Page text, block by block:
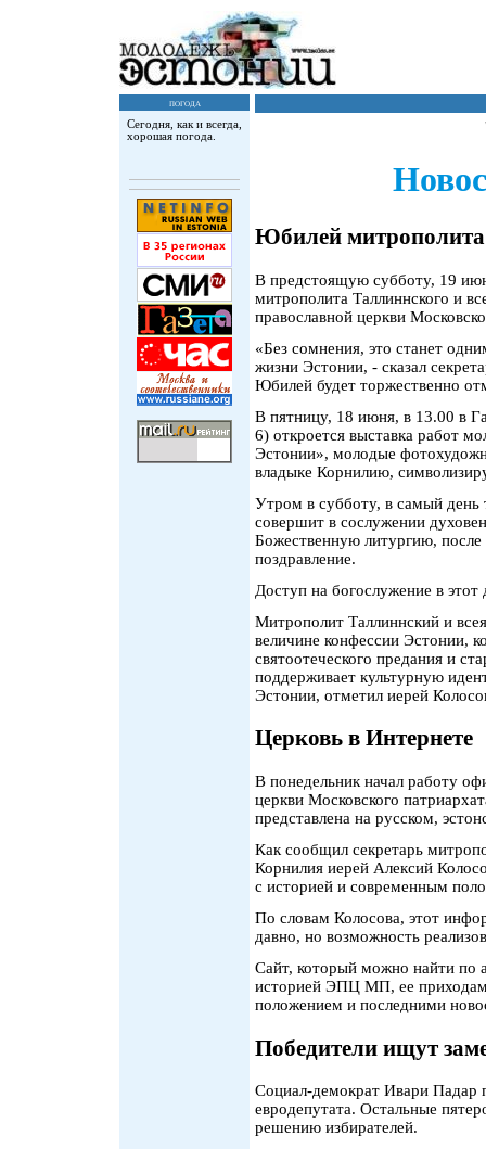
погода
Сегодня, как и всегда,
хорошая погода.
Юбилей
В предстоящую субботу, 19
митрополита Таллиннского и
православной церкви
«Без сомнения, это станет
жизни Эстонии, - сказал
Юбилей будет торжественно
В пятницу, 18 июня, в 13.00 в
6) откроется выставка работ
Эстонии», молодые
владыке Корнилию,
Утром в субботу, в самый день
совершит в сослужении
Божественную литургию, после
поздравление.
Доступ на богослужение в
Митрополит Таллиннский и
величине конфессии Эстонии,
святоотеческого предания и
поддерживает культурную
Эстонии, отметил иерей
Церковь в Интернете
В понедельник начал работу
церкви Московского
представлена на русском,
Как сообщил секретарь
Корнилия иерей Алексий
с историей и современным
По словам Колосова, этот
давно, но возможность
Сайт, который можно найти по
историей ЭПЦ МП, ее
положением и последними
Победители ищут
Социал-демократ Ивари Падар
евродепутата. Остальные
решению избирателей.